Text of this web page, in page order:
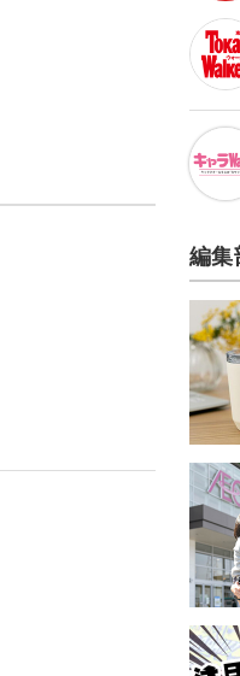
編集